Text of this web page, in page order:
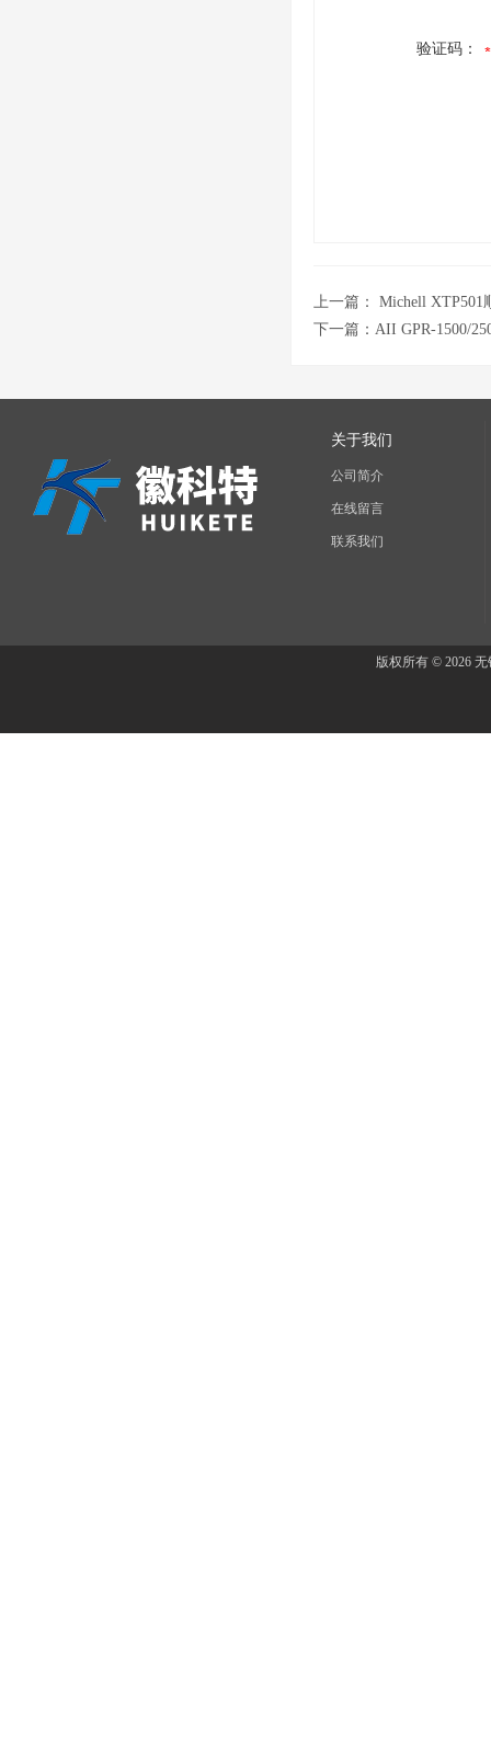
验证码：
上一篇： Michell XTP501
下一篇： AII GPR-1500/
关于我们
公司简介
在线留言
联系我们
版权所有 © 2026